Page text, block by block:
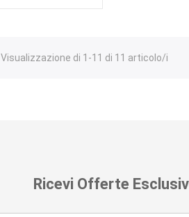
Visualizzazione di 1-11 di 11 articolo/i
Ricevi Offerte